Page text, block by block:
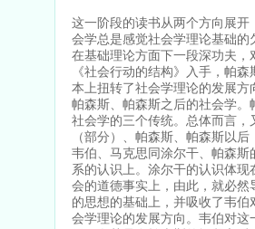
这一阶段的读书从两个方向展
会学总是感觉社会学理论基础
在基础理论方面下一段深功夫
《社会行动的结构》入手，帕
本上扭转了社会学理论的发展
帕森斯、帕森斯之后的社会学
社会学的三个传统。总体而言
（部分）、帕森斯、帕森斯以
韦伯、马克思同涂尔干、帕森斯
系的认识上。涂尔干的认识体
会的道德事实上，由此，就必
的思想的基础上，并吸收了韦伯
会学理论的发展方向。韦伯对